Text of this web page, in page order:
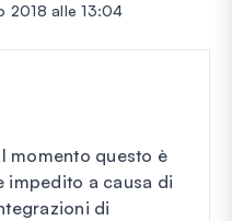
2018 alle 13:04
momento questo è
impedito a causa di
di